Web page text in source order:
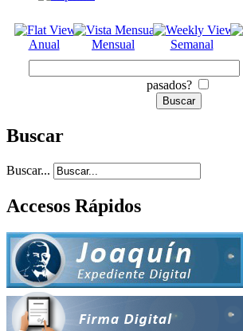
Anual Mensual Semanal
pasados?
Buscar
Buscar...
Accesos Rápidos